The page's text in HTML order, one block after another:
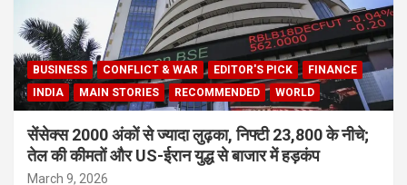
BUSINESS CONFLICT & WAR EDITOR'S PICK
FINANCE
INDIA
MAIN STORIES RECOMMENDED WORLD
सेंसेक्स 2000 अंकों से ज्यादा लुढ़का, निफ्टी 23,800 के नीचे;
तेल की कीमतों और US-ईरान युद्ध से बाजार में हड़कंप
March 9, 2026